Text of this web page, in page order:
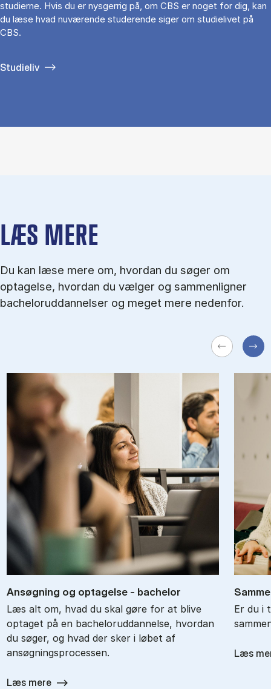
studierne. Hvis du er nysgerrig på, om CBS er noget for dig, kan
du læse hvad nuværende studerende siger om studielivet på
CBS.
Studieliv
LÆS MERE
Du kan læse mere om, hvordan du søger om
optagelse, hvordan du vælger og sammenligner
bacheloruddannelser og meget mere nedenfor.
An­søg­ning og op­ta­gel­se - ba­chel­or
Læs alt om, hvad du skal gøre for at blive
optaget på en bacheloruddannelse, hvordan
du søger, og hvad der sker i løbet af
ansøgningsprocessen.
Læs mere
Er du i
Læs